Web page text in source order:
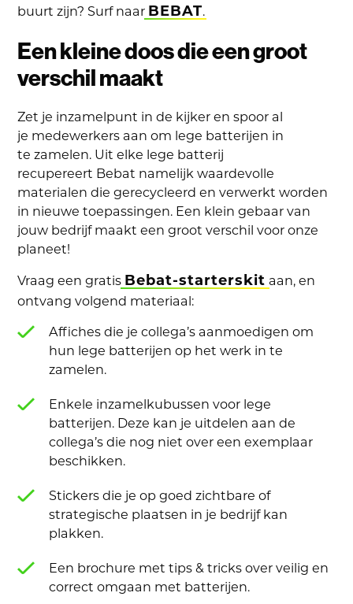
buurt zijn? Surf naar BEBAT.
Een kleine doos die een groot
verschil maakt
Zet je inzamelpunt in de kijker en spoor al
je medewerkers aan om lege batterijen in
te zamelen. Uit elke lege batterij
recupereert Bebat namelijk waardevolle
materialen die gerecycleerd en verwerkt worden
in nieuwe toepassingen. Een klein gebaar van
jouw bedrijf maakt een groot verschil voor onze
planeet!
Vraag een gratis Bebat-starterskit aan, en
ontvang volgend materiaal:
Affiches die je collega’s aanmoedigen om
hun lege batterijen op het werk in te
zamelen.
Enkele inzamelkubussen voor lege
batterijen. Deze kan je uitdelen aan de
collega’s die nog niet over een exemplaar
beschikken.
Stickers die je op goed zichtbare of
strategische plaatsen in je bedrijf kan
plakken.
Een brochure met tips & tricks over veilig en
correct omgaan met batterijen.